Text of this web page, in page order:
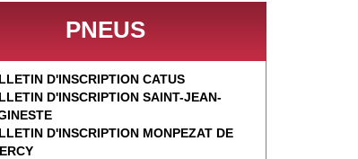
PNEUS
D'INSCRIPTION CATUS
D'INSCRIPTION SAINT-JEAN-
D'INSCRIPTION MONPEZAT DE